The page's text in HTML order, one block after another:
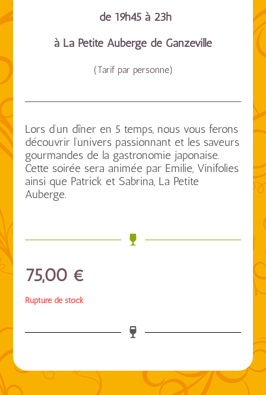
de 19h45 à 23h
à La Petite Auberge de Ganzeville
(Tarif par personne)
Lors d’un dîner en 5 temps, nous vous ferons
découvrir l’univers passionnant et les saveurs
gourmandes de la gastronomie japonaise.
Cette soirée sera animée par Emilie, Vinifolies
ainsi que Patrick et Sabrina, La Petite
Auberge.
75,00 €
Rupture de stock